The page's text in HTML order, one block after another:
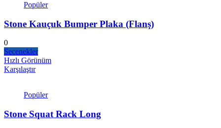
Popüler
Stone Kauçuk Bumper Plaka (Flanş)
0
Seçenekler
Hızlı Görünüm
Karşılaştır
Popüler
Stone Squat Rack Long